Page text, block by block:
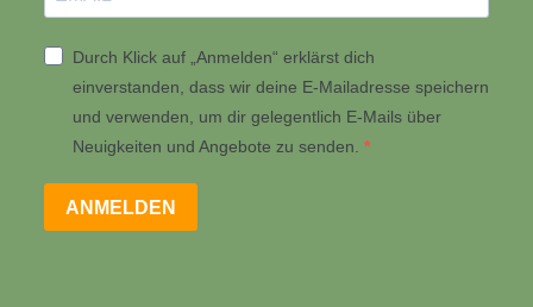
Durch Klick auf „Anmelden“ erklärst dich
einverstanden, dass wir deine E-Mailadresse speichern
und verwenden, um dir gelegentlich E-Mails über
Neuigkeiten und Angebote zu senden.
ANMELDEN